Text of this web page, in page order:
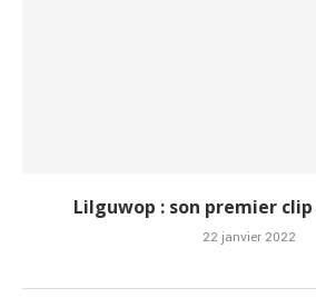
Lilguwop : son premier clip
22 janvier 2022